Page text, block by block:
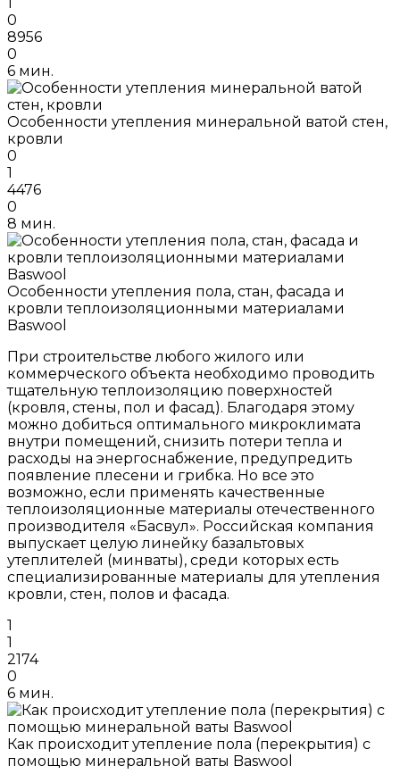
1
0
8956
0
6 мин.
Особенности утепления минеральной ватой стен,
кровли
0
1
4476
0
8 мин.
Особенности утепления пола, стан, фасада и
кровли теплоизоляционными материалами
Baswool
При строительстве любого жилого или
коммерческого объекта необходимо проводить
тщательную теплоизоляцию поверхностей
(кровля, стены, пол и фасад). Благодаря этому
можно добиться оптимального микроклимата
внутри помещений, снизить потери тепла и
расходы на энергоснабжение, предупредить
появление плесени и грибка. Но все это
возможно, если применять качественные
теплоизоляционные материалы отечественного
производителя «Басвул». Российская компания
выпускает целую линейку базальтовых
утеплителей (минваты), среди которых есть
специализированные материалы для утепления
кровли, стен, полов и фасада.
1
1
2174
0
6 мин.
Как происходит утепление пола (перекрытия) с
помощью минеральной ваты Baswool